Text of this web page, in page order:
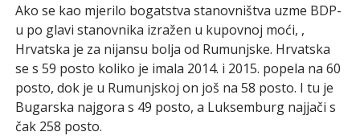
Ako se kao mjerilo bogatstva stanovništva uzme BDP-
u po glavi stanovnika izražen u kupovnoj moći, ,
Hrvatska je za nijansu bolja od Rumunjske. Hrvatska
se s 59 posto koliko je imala 2014. i 2015. popela na 60
posto, dok je u Rumunjskoj on još na 58 posto. I tu je
Bugarska najgora s 49 posto, a Luksemburg najjači s
čak 258 posto.